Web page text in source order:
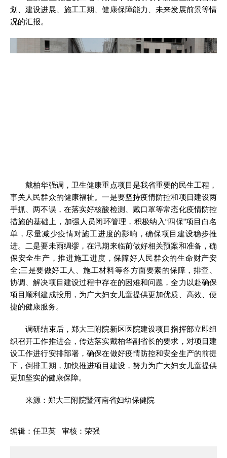
划、建设进展、施工工期、健康保障能力、未来发展前景等情
况的汇报。
戴柏华强调，卫生健康重点项目是我省重要的民生工程，
事关人民群众的健康福祉。一是要坚持疫情防控和项目建设两
手抓、两不误，在落实好核酸检测、戴口罩等常态化疫情防控
措施的基础上，加强人员闭环管理，积极纳入“四保”项目白名
单，尽量减少疫情对施工进度的影响，确保项目建设稳步推
进。二是要未雨绸缪，在汛期来临前做好相关预案和准备，确
保安全生产，推进施工进度，保障好人民群众的生命财产安
全;三是要做好工人、施工材料等各方面要素的保障，排查、
协调、解决项目建设过程中存在的困难和问题，全力以赴确保
项目顺利建成投用，为广大妇女儿童提供更加优质、高效、便
捷的健康服务。
调研结束后，郑大三附院新区医院建设项目指挥部立即组
织召开工作推进会，传达落实戴柏华副省长的要求，对项目建
设工作进行安排部署，确保在做好疫情防控和安全生产的前提
下，倒排工期，加快推进项目建设，努力为广大妇女儿童提供
更加坚实的健康保障。
来源：郑大三附院暨河南省妇幼保健院
编辑：任卫英 审核：荣强